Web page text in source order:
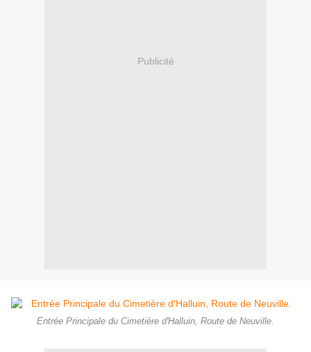
Publicité
Entrée Principale du Cimetière d'Halluin, Route de Neuville.